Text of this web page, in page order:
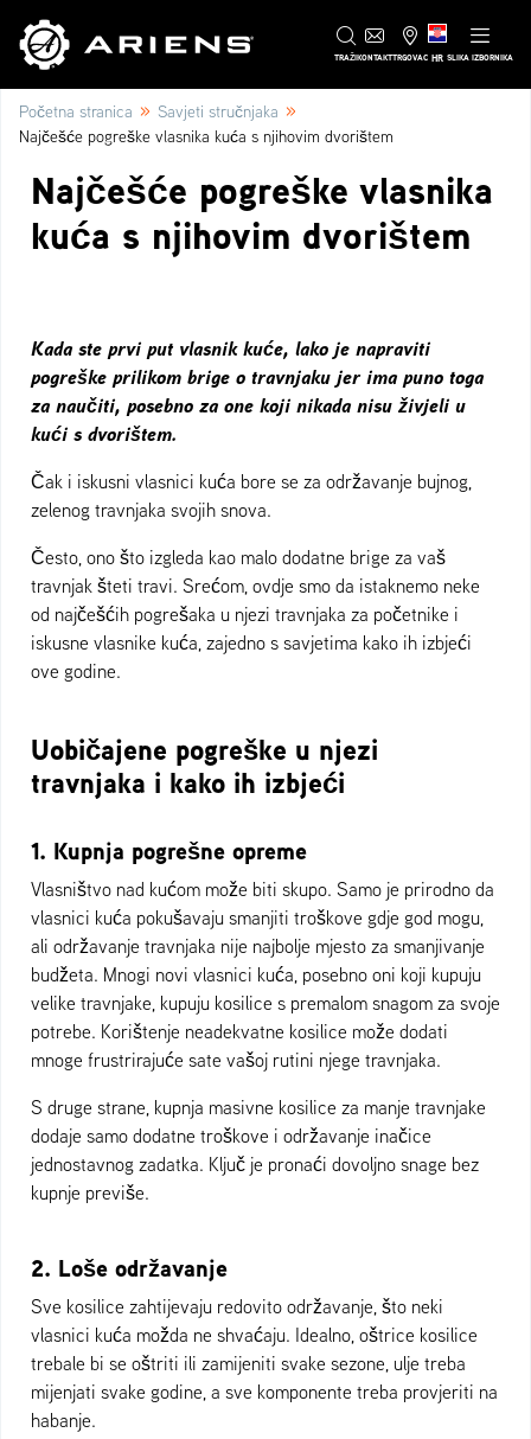
TRAŽIKONTAKTTRGOVAC HR SLIKA IZBORNIKA
Početna stranica » Savjeti stručnjaka »
Najčešće pogreške vlasnika kuća s njihovim dvorištem
Najčešće pogreške vlasnika
kuća s njihovim dvorištem
Kada ste prvi put vlasnik kuće, lako je napraviti
pogreške prilikom brige o travnjaku jer ima puno toga
za naučiti, posebno za one koji nikada nisu živjeli u
kući s dvorištem.
Čak i iskusni vlasnici kuća bore se za održavanje bujnog,
zelenog travnjaka svojih snova.
Često, ono što izgleda kao malo dodatne brige za vaš
travnjak šteti travi. Srećom, ovdje smo da istaknemo neke
od najčešćih pogrešaka u njezi travnjaka za početnike i
iskusne vlasnike kuća, zajedno s savjetima kako ih izbjeći
ove godine.
Uobičajene pogreške u njezi
travnjaka i kako ih izbjeći
1. Kupnja pogrešne opreme
Vlasništvo nad kućom može biti skupo. Samo je prirodno da
vlasnici kuća pokušavaju smanjiti troškove gdje god mogu,
ali održavanje travnjaka nije najbolje mjesto za smanjivanje
budžeta. Mnogi novi vlasnici kuća, posebno oni koji kupuju
velike travnjake, kupuju kosilice s premalom snagom za svoje
potrebe. Korištenje neadekvatne kosilice može dodati
mnoge frustrirajuće sate vašoj rutini njege travnjaka.
S druge strane, kupnja masivne kosilice za manje travnjake
dodaje samo dodatne troškove i održavanje inačice
jednostavnog zadatka. Ključ je pronaći dovoljno snage bez
kupnje previše.
2. Loše održavanje
Sve kosilice zahtijevaju redovito održavanje, što neki
vlasnici kuća možda ne shvaćaju. Idealno, oštrice kosilice
trebale bi se oštriti ili zamijeniti svake sezone, ulje treba
mijenjati svake godine, a sve komponente treba provjeriti na
habanje.